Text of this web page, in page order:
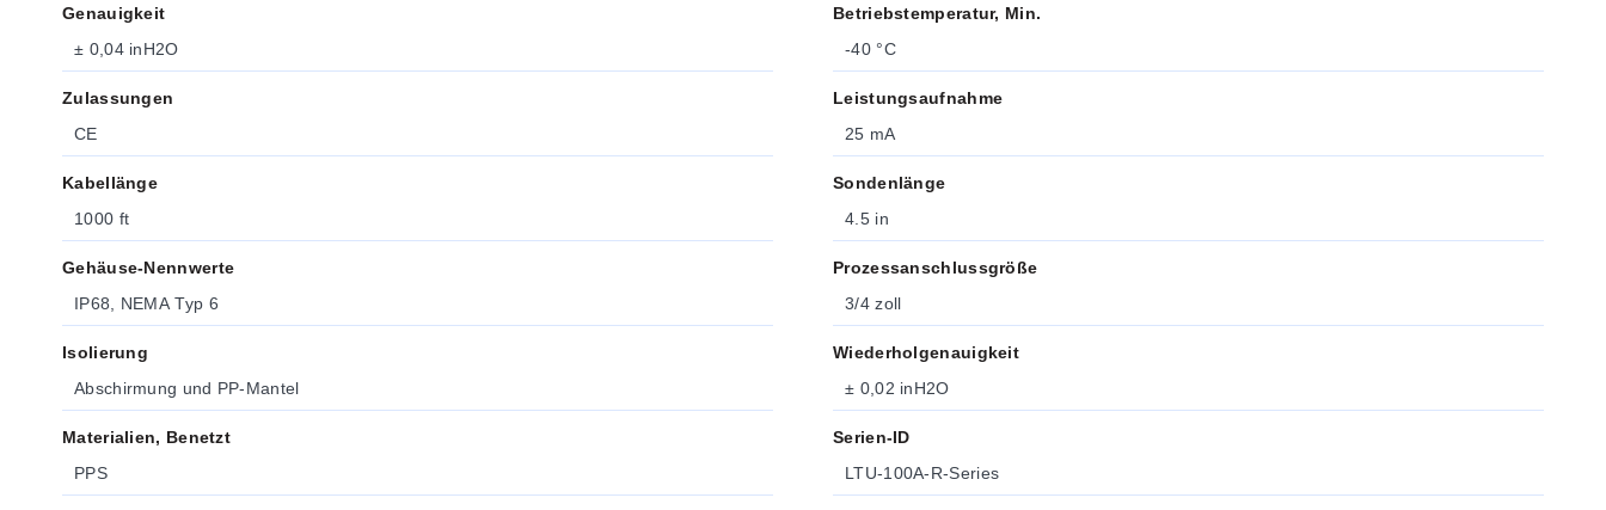
Genauigkeit
± 0,04 inH2O
Zulassungen
CE
Kabellänge
1000 ft
Gehäuse-Nennwerte
IP68, NEMA Typ 6
Isolierung
Abschirmung und PP-Mantel
Materialien, Benetzt
PPS
Betriebstemperatur, Min.
-40 °C
Leistungsaufnahme
25 mA
Sondenlänge
4.5 in
Prozessanschlussgröße
3/4 zoll
Wiederholgenauigkeit
± 0,02 inH2O
Serien-ID
LTU-100A-R-Series